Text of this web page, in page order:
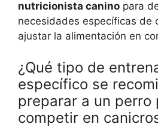
nutricionista canino para
necesidades específicas de
ajustar la alimentación en
¿Qué tipo de
específico se
preparar a un perro
competir en